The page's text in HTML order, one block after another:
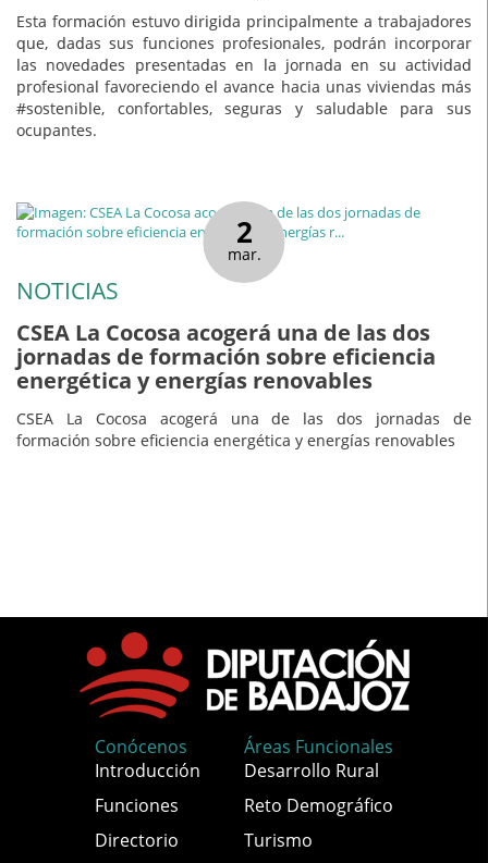
Esta formación estuvo dirigida principalmente a trabajadores
que, dadas sus funciones profesionales, podrán incorporar
las novedades presentadas en la jornada en su actividad
profesional favoreciendo el avance hacia unas viviendas más
#sostenible, confortables, seguras y saludable para sus
ocupantes.
2
mar.
NOTICIAS
CSEA La Cocosa acogerá una de las dos
jornadas de formación sobre eficiencia
energética y energías renovables
CSEA La Cocosa acogerá una de las dos jornadas de
formación sobre eficiencia energética y energías renovables
Conócenos
Introducción
Funciones
Directorio
Áreas Funcionales
Desarrollo Rural
Reto Demográfico
Turismo